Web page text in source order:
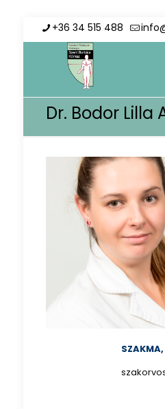
+36 34 515 488
Dr. Bodor Lilla
SZAKMA,